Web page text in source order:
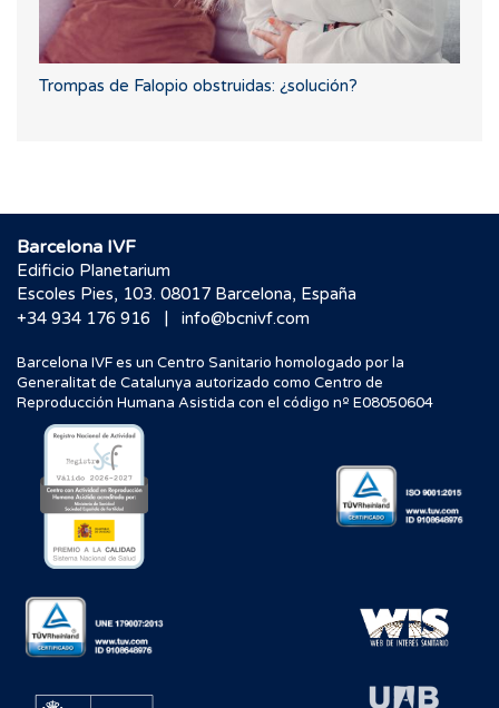
Trompas de Falopio obstruidas: ¿solución?
Barcelona IVF
Edificio Planetarium
Escoles Pies, 103. 08017 Barcelona, España
+34 934 176 916
| info@bcnivf.com
Barcelona IVF es un Centro Sanitario homologado por la
Generalitat de Catalunya autorizado como Centro de
Reproducción Humana Asistida con el código nº E08050604